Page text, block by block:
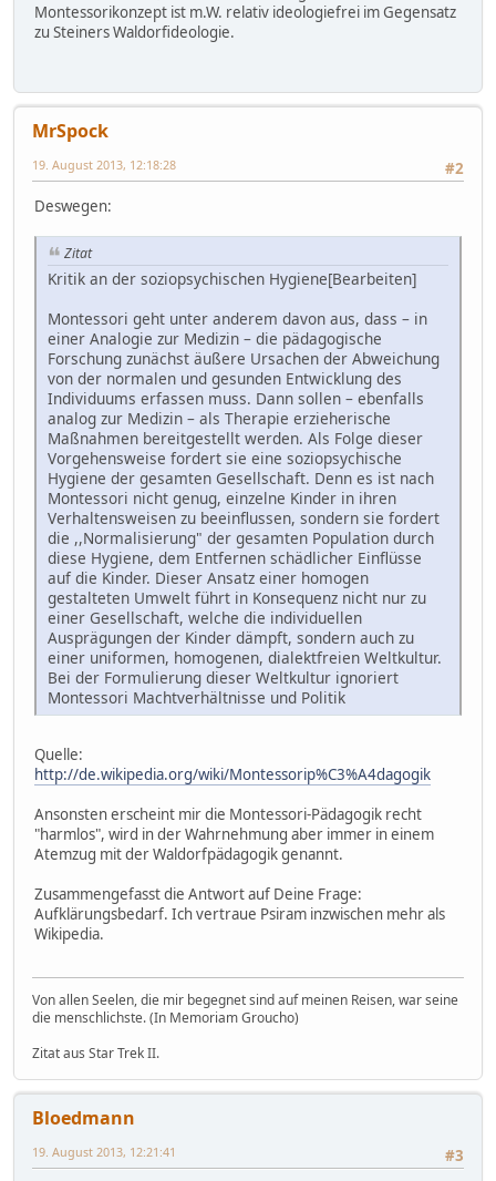
Montessorikonzept ist m.W. relativ ideologiefrei im Gegensatz
zu Steiners Waldorfideologie.
MrSpock
#2
19. August 2013, 12:18:28
Deswegen:
Zitat
Kritik an der soziopsychischen Hygiene[Bearbeiten]
Montessori geht unter anderem davon aus, dass – in
einer Analogie zur Medizin – die pädagogische
Forschung zunächst äußere Ursachen der Abweichung
von der normalen und gesunden Entwicklung des
Individuums erfassen muss. Dann sollen – ebenfalls
analog zur Medizin – als Therapie erzieherische
Maßnahmen bereitgestellt werden. Als Folge dieser
Vorgehensweise fordert sie eine soziopsychische
Hygiene der gesamten Gesellschaft. Denn es ist nach
Montessori nicht genug, einzelne Kinder in ihren
Verhaltensweisen zu beeinflussen, sondern sie fordert
die ,,Normalisierung" der gesamten Population durch
diese Hygiene, dem Entfernen schädlicher Einflüsse
auf die Kinder. Dieser Ansatz einer homogen
gestalteten Umwelt führt in Konsequenz nicht nur zu
einer Gesellschaft, welche die individuellen
Ausprägungen der Kinder dämpft, sondern auch zu
einer uniformen, homogenen, dialektfreien Weltkultur.
Bei der Formulierung dieser Weltkultur ignoriert
Montessori Machtverhältnisse und Politik
Quelle:
http://de.wikipedia.org/wiki/Montessorip%C3%A4dagogik
Ansonsten erscheint mir die Montessori-Pädagogik recht
"harmlos", wird in der Wahrnehmung aber immer in einem
Atemzug mit der Waldorfpädagogik genannt.
Zusammengefasst die Antwort auf Deine Frage:
Aufklärungsbedarf. Ich vertraue Psiram inzwischen mehr als
Wikipedia.
Von allen Seelen, die mir begegnet sind auf meinen Reisen, war seine
die menschlichste. (In Memoriam Groucho)
Zitat aus Star Trek II.
Bloedmann
#3
19. August 2013, 12:21:41